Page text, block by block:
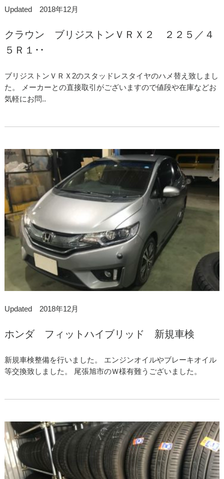
Updated 2018年12月
クラウン ブリジストンＶＲＸ２ ２２５／４
５Ｒ１･･
ブリジストンＶＲＸ2のスタッドレスタイヤのハメ替え致しまし
た。 メーカーとの直接取引がございますので値段や在庫などお
気軽にお問..
Updated 2018年12月
ホンダ フィットハイブリッド 新規車検
新規車検整備を行いました。 エンジンオイルやブレーキオイル
等交換致しました。 尾張旭市のＷ様有難うございました。